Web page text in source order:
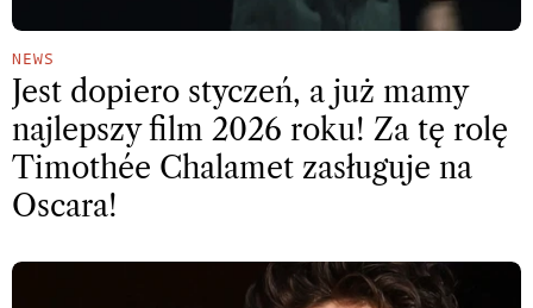
NEWS
Jest dopiero styczeń, a już mamy
najlepszy film 2026 roku! Za tę rolę
Timothée Chalamet zasługuje na
Oscara!